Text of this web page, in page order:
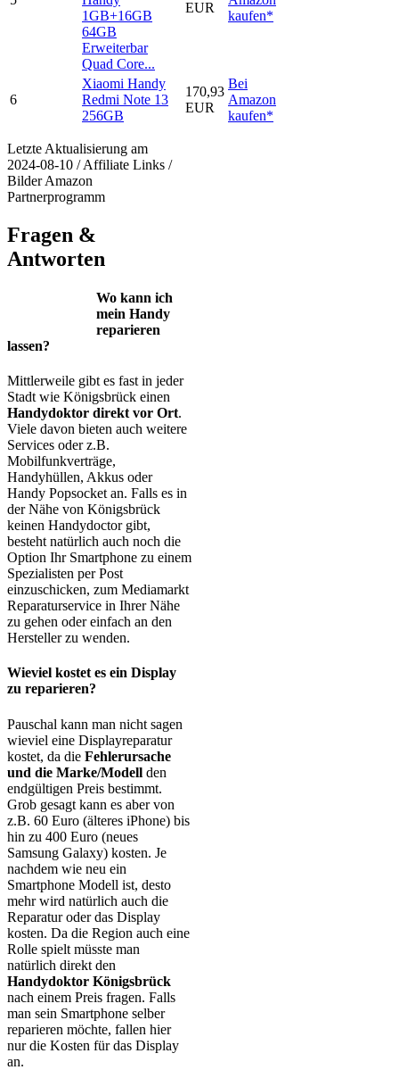
1GB+16GB
64GB
Erweiterbar
Quad Core...
EUR
kaufen*
6
Xiaomi Handy
Redmi Note 13
256GB
170,93
EUR
Bei
Amazon
kaufen*
Letzte Aktualisierung am
2024-08-10 / Affiliate Links /
Bilder Amazon
Partnerprogramm
Fragen &
Antworten
Wo kann ich
mein Handy
reparieren
lassen?
Mittlerweile gibt es fast in jeder
Stadt wie Königsbrück einen
Handydoktor direkt vor Ort.
Viele davon bieten auch weitere
Services oder z.B.
Mobilfunkverträge,
Handyhüllen, Akkus oder
Handy Popsocket an. Falls es in
der Nähe von Königsbrück
keinen Handydoctor gibt,
besteht natürlich auch noch die
Option Ihr Smartphone zu einem
Spezialisten per Post
einzuschicken, zum Mediamarkt
Reparaturservice in Ihrer Nähe
zu gehen oder einfach an den
Hersteller zu wenden.
Wieviel kostet es ein Display
zu reparieren?
Pauschal kann man nicht sagen
wieviel eine Displayreparatur
kostet, da die Fehlerursache
und die Marke/Modell den
endgültigen Preis bestimmt.
Grob gesagt kann es aber von
z.B. 60 Euro (älteres iPhone) bis
hin zu 400 Euro (neues
Samsung Galaxy) kosten. Je
nachdem wie neu ein
Smartphone Modell ist, desto
mehr wird natürlich auch die
Reparatur oder das Display
kosten. Da die Region auch eine
Rolle spielt müsste man
natürlich direkt den
Handydoktor Königsbrück
nach einem Preis fragen. Falls
man sein Smartphone selber
reparieren möchte, fallen hier
nur die Kosten für das Display
an.